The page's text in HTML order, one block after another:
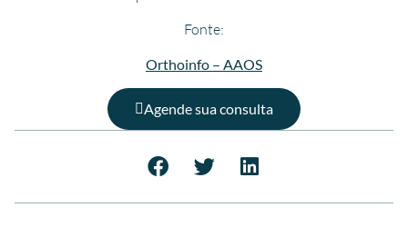
Fonte:
Orthoinfo – AAOS
Agende sua consulta